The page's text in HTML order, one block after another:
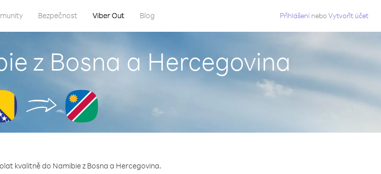
Bezpečnost Viber Out Blog Přihlášení neboVytvořit účet
z Bosna a Hercegovina
kvalitně do Namibie z Bosna a Hercegovina.